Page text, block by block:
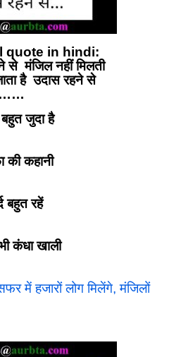
quote in hindi:
से मंजिल नहीं मिलती
है उदास रहने से
……
जुदा है
की कहानी
बहुत रहें
कंधा खाली
में हजारों लोग मिलेंगे, मंजिलों